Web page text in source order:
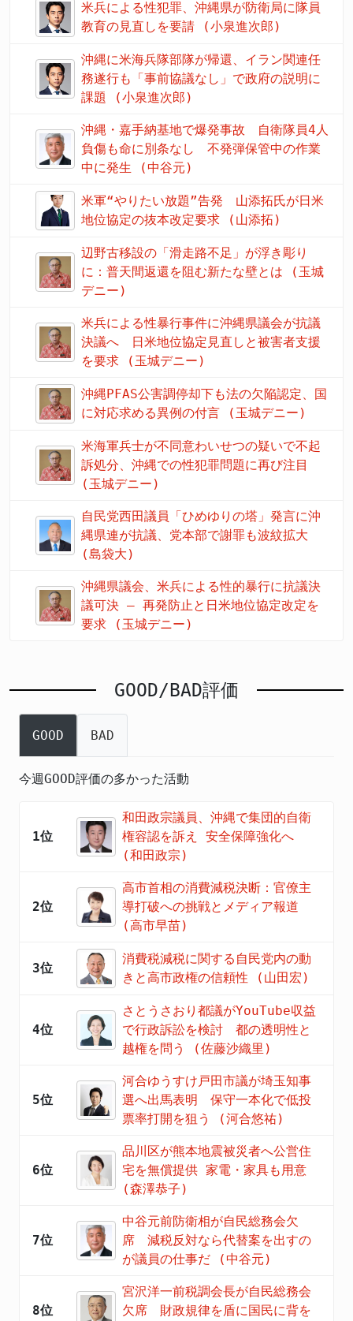
米兵による性犯罪、沖縄県が防衛局に隊員
教育の見直しを要請 (小泉進次郎)
沖縄に米海兵隊部隊が帰還、イラン関連任
務遂行も「事前協議なし」で政府の説明に
課題 (小泉進次郎)
沖縄・嘉手納基地で爆発事故 自衛隊員4人
負傷も命に別条なし 不発弾保管中の作業
中に発生 (中谷元)
米軍“やりたい放題”告発 山添拓氏が日米
地位協定の抜本改定要求 (山添拓)
辺野古移設の「滑走路不足」が浮き彫り
に：普天間返還を阻む新たな壁とは (玉城
デニー)
米兵による性暴行事件に沖縄県議会が抗議
決議へ 日米地位協定見直しと被害者支援
を要求 (玉城デニー)
沖縄PFAS公害調停却下も法の欠陥認定、国
に対応求める異例の付言 (玉城デニー)
米海軍兵士が不同意わいせつの疑いで不起
訴処分、沖縄での性犯罪問題に再び注目
(玉城デニー)
自民党西田議員「ひめゆりの塔」発言に沖
縄県連が抗議、党本部で謝罪も波紋拡大
(島袋大)
沖縄県議会、米兵による性的暴行に抗議決
議可決 – 再発防止と日米地位協定改定を
要求 (玉城デニー)
GOOD/BAD評価
GOOD BAD
今週GOOD評価の多かった活動
1位
和田政宗議員、沖縄で集団的自衛
権容認を訴え 安全保障強化へ
(和田政宗)
2位
高市首相の消費減税決断：官僚主
導打破への挑戦とメディア報道
(高市早苗)
3位
消費税減税に関する自民党内の動
きと高市政権の信頼性 (山田宏)
4位
さとうさおり都議がYouTube収益
で行政訴訟を検討 都の透明性と
越権を問う (佐藤沙織里)
5位
河合ゆうすけ戸田市議が埼玉知事
選へ出馬表明 保守一本化で低投
票率打開を狙う (河合悠祐)
6位
品川区が熊本地震被災者へ公営住
宅を無償提供 家電・家具も用意
(森澤恭子)
7位
中谷元前防衛相が自民総務会欠
席 減税反対なら代替案を出すの
が議員の仕事だ (中谷元)
8位
宮沢洋一前税調会長が自民総務会
欠席 財政規律を盾に国民に背を